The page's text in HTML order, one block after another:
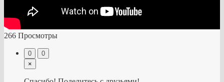
266 Просмотры
0
0
×